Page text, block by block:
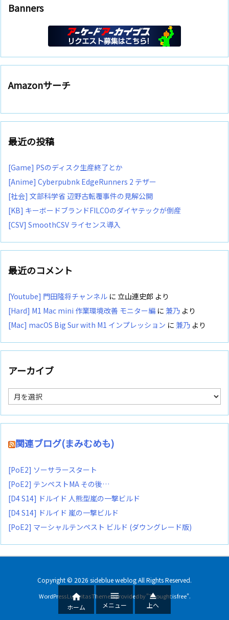
Banners
Amazonサーチ
最近の投稿
[Game] PSのディスク生産終了とか
[Anime] Cyberpubnk EdgeRunners 2 テザー
[社会] 文部科学省 辺野古転覆事件の見解公開
[KB] キーボードブランドFILCOのダイヤテックが倒産
[CSV] SmoothCSV ライセンス導入
最近のコメント
[Youtube] 門田隆将チャンネル に 立山連史郎 より
[Hard] M1 Mac mini 作業環境改善 モニター編 に 兼乃 より
[Mac] macOS Big Sur with M1 インプレッション に 兼乃 より
アーカイブ
ア
ー
カ
イ
関連ブログ(まみむめも)
[PoE2] ソーサラースタート
[PoE2] テンペストMA その後…
[D4 S14] ドルイド 人熊型嵐の一撃ビルド
[D4 S14] ドルイド 嵐の一撃ビルド
[PoE2] マーシャルテンペスト ビルド (ダウングレード版)
Copyright © 2026 sideblue weblogAll Rights Reserved.
WordPress Luxeritas Theme is provided by "Thought is free".

ホーム

メニュー

上へ